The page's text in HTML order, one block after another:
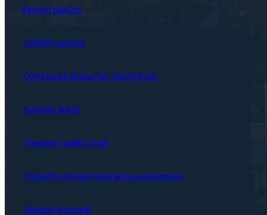
Servicii publice
Utilități publice
Colectarea deșeurilor. Salubritate
Iluminat public
Transport public local
Protecție civilă și siguranța cetățeanului
Asistență socială